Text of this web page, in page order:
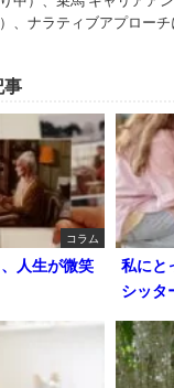
、ナラティブアプローチ
事
コラム
人生が微笑
私にと
シッタ